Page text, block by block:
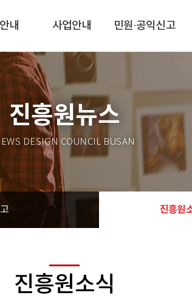
내 사업안내 민원·공익신고
진흥원뉴스
DESIGN COUNCIL BUSAN
진흥원
진흥원소식